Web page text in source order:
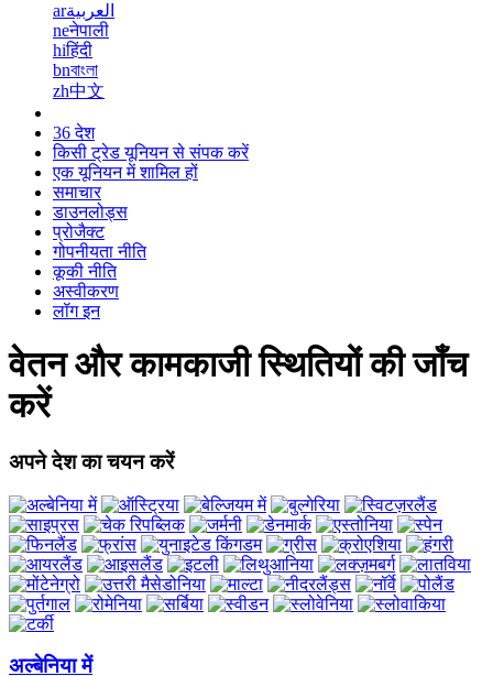
arالعربية
neनेपाली
hiहिंदी
bnবাংলা
zh中文
36 देश
किसी ट्रेड यूनियन से संपक करें
एक यूनियन में शामिल हों
समाचार
डाउनलोड्स
प्रोजैक्ट
गोपनीयता नीति
कूकी नीति
अस्वीकरण
लॉग इन
वेतन और कामकाजी स्थितियों की जाँच
करें
अपने देश का चयन करें
अल्बेनिया में